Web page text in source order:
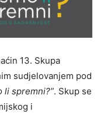
13. Skupa
sudjelovanjem pod
li spremni?”. Skup se
i